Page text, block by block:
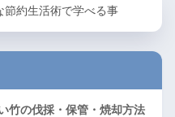
節約生活術で学べる事
竹の伐採・保管・焼却方法